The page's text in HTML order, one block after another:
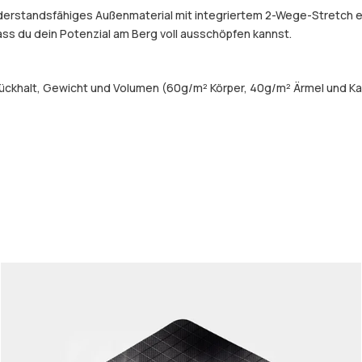
Außenmaterial mit integriertem 2-Wege-
du dein Potenzial am Berg voll ausschöpfen kannst.
Gewicht und Volumen (60g/m² Körper, 40g/m² Ärmel und